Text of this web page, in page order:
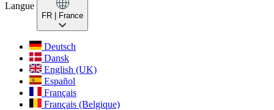
Langue
FR | France
Deutsch
Dansk
English (UK)
Español
Français
Français (Belgique)